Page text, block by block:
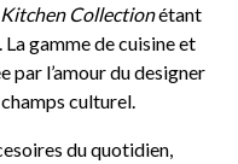
Collectionétant
gamme de cuisine et
par l’amour du designer
culturel.
du quotidien,